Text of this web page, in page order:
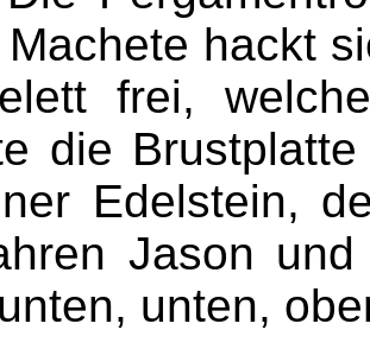
hackt
frei,
die
Edelstein,
Jason
unten,